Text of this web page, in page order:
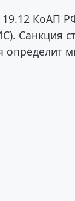
КоАП
Санкция
определит